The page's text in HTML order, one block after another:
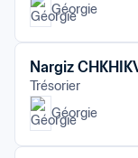
Géorgie
Nargiz
Trésorier
Géorgie